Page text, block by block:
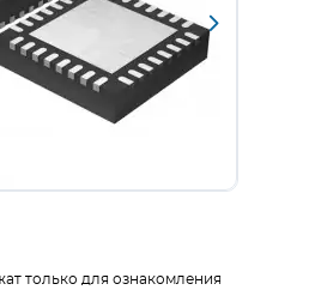
только для ознакомления